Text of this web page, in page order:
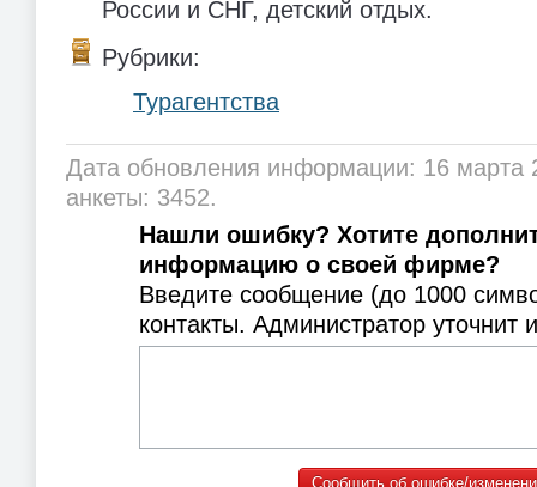
России и СНГ, детский отдых.
Рубрики:
Турагентства
Дата обновления информации: 16 марта
анкеты: 3452.
Нашли ошибку? Хотите
информацию о своей фирме?
Введите сообщение (до 1000
контакты. Администратор